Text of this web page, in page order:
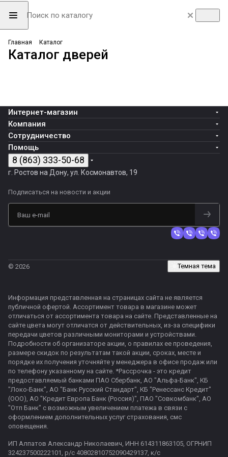
Главная Каталог
Каталог дверей
Входные двери
193 товара
Межкомнатные
двери
1986 товаров
Системы
открывания
Дополнительные
товары
Интернет-магазин
Компания
Сотрудничество
Помощь
8 (863) 333-50-68
г. Ростов на Дону, ул. Космонавтов, 19
Подписаться на новости и акции
© 2026 Темная тема
Информация представленная на страницах сайта не является
публичной офертой. Ассортимент товара в магазине может
отличаться от ассортимента товара на сайте. Представленные на
сайте цвета могут отличатся от действительных, из-за специфики
передачи цветов различными мониторами и устройствами.
Подробности об организаторе акции, о правилах ее проведения,
размере скидок по результатам такой акции, сроках, месте и
порядке их получения уточняйте у менеджера в офисе продаж или
по телефону указанному на сайте. *Рассрочка - это кредит
предоставляемый банками ПАО Сбербанк, АО "Альфа-Банк", КБ
"Локо-Банк", АО "Банк Русский Стандарт", КБ "Ренессанс Кредит"
(ООО), АО "Кредит Европа Банк (Россия)", ПАО "Совкомбанк", АО
"Отп Банк" с возможным увеличением платежа в связи с
оформлением дополнительных услуг страхования, смс
оповещения.
ИП Алпатов Александр Николаевич, ИНН 614311863105, ОГРНИП
324237500222101, р/с 40802810752090429137, к/с